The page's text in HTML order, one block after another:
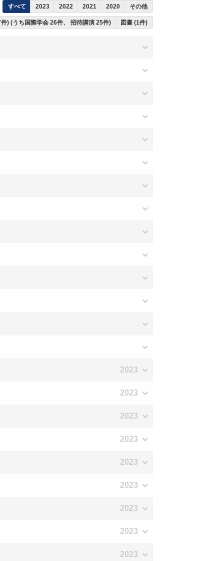
すべて 2023 2022 2021 2020 その他
) (うち国際学会 26件、 招待講演 25件) 図書 (1件)
2023
2023
2023
2023
2023
2023
2023
2023
2023